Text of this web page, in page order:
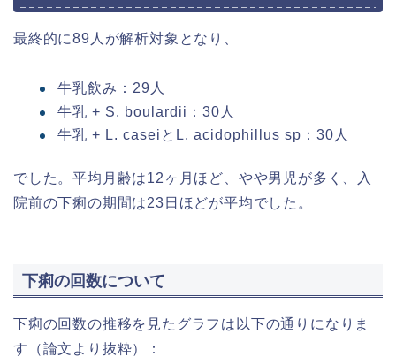
最終的に89人が解析対象となり、
牛乳飲み：29人
牛乳 + S. boulardii：30人
牛乳 + L. caseiとL. acidophillus sp：30人
でした。平均月齢は12ヶ月ほど、やや男児が多く、入
院前の下痢の期間は23日ほどが平均でした。
下痢の回数について
下痢の回数の推移を見たグラフは以下の通りになりま
す（論文より抜粋）：